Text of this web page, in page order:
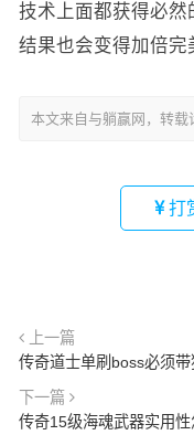
技术上面都获得必
结果也会变得加倍完
本文来自与躺赢网，转载
打
上一篇
传奇道士单刷boss必须带
下一篇
传奇15级海魂武器实用性